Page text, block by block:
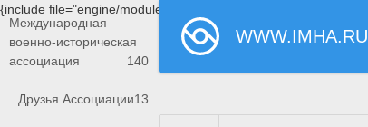
{include file="engine/modules/saperu/head.php"}
WWW.IMHA.RU
Международная
военно-историческая
ассоциация
140
Друзья Ассоциации13